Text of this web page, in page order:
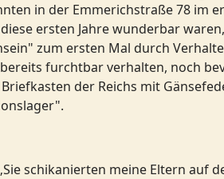
in der Emmerichstraße 78 im
ersten Jahre wunderbar
zum ersten Mal durch
furchtbar verhalten, noch
der Reichs mit
schikanierten meine Eltern auf